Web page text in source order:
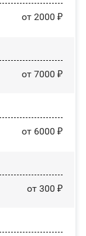
от 2000 ₽
от 7000 ₽
от 6000 ₽
от 300 ₽